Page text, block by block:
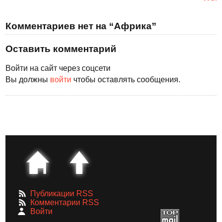
Комментариев нет на “Африка”
Оставить комментарий
Войти на сайт через соцсети
Вы должны войти чтобы оставлять сообщения.
Публикации RSS
Комментарии RSS
Войти